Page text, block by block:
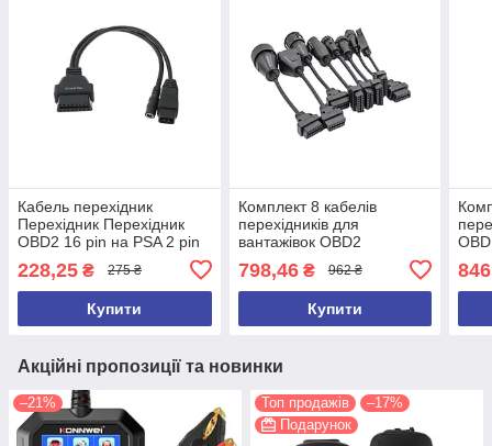
Кабель перехідник
Перехiдник Перехідник
OBD2 16 pin на PSA 2 pin
для PEUGEOT i CITROEN
Якісний
228,25 ₴ 275 ₴
Купити
Комплект 8 кабелів
перехідників для
вантажівок OBD2
CDP VCI мультидіаг
798,46₴ 962 ₴
Купити
Акційні пропозиції та новинки
–21% Топ продажів
–17%
Подарунок